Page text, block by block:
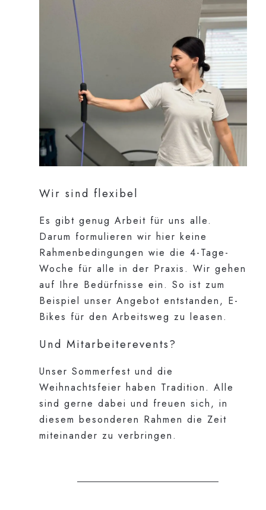
Wir sind flexibel
Es gibt genug Arbeit für uns alle.
Darum formulieren wir hier keine
Rahmenbedingungen wie die 4-Tage-
Woche für alle in der Praxis. Wir gehen
auf Ihre Bedürfnisse ein. So ist zum
Beispiel unser Angebot entstanden, E-
Bikes für den Arbeitsweg zu leasen.
Und Mitarbeiterevents?
Unser Sommerfest und die
Weihnachtsfeier haben Tradition. Alle
sind gerne dabei und freuen sich, in
diesem besonderen Rahmen die Zeit
miteinander zu verbringen.